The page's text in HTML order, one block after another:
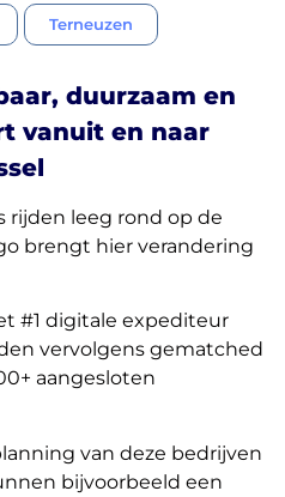
Terneuzen
duurzaam en
vanuit en naar
rijden leeg rond op de
brengt hier verandering
#1 digitale expediteur
vervolgens gematched
aangesloten
van deze bedrijven
bijvoorbeeld een